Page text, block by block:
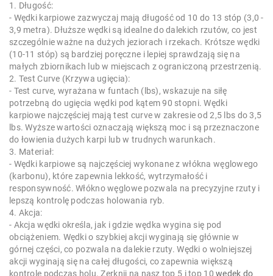
1. Długość:
- Wędki karpiowe zazwyczaj mają długość od 10 do 13 stóp (3,0 -
3,9 metra). Dłuższe wędki są idealne do dalekich rzutów, co jest
szczególnie ważne na dużych jeziorach i rzekach. Krótsze wędki
(10-11 stóp) są bardziej poręczne i lepiej sprawdzają się na
małych zbiornikach lub w miejscach z ograniczoną przestrzenią.
2. Test Curve (Krzywa ugięcia):
- Test curve, wyrażana w funtach (lbs), wskazuje na siłę
potrzebną do ugięcia wędki pod kątem 90 stopni. Wędki
karpiowe najczęściej mają test curve w zakresie od 2,5 lbs do 3,5
lbs. Wyższe wartości oznaczają większą moc i są przeznaczone
do łowienia dużych karpi lub w trudnych warunkach.
3. Materiał:
- Wędki karpiowe są najczęściej wykonane z włókna węglowego
(karbonu), które zapewnia lekkość, wytrzymałość i
responsywność. Włókno węglowe pozwala na precyzyjne rzuty i
lepszą kontrolę podczas holowania ryb.
4. Akcja:
- Akcja wędki określa, jak i gdzie wędka wygina się pod
obciążeniem. Wędki o szybkiej akcji wyginają się głównie w
górnej części, co pozwala na dalekie rzuty. Wędki o wolniejszej
akcji wyginają się na całej długości, co zapewnia większą
kontrolę podczas holu. Zerknij na nasz top 5 i top 10wędek do